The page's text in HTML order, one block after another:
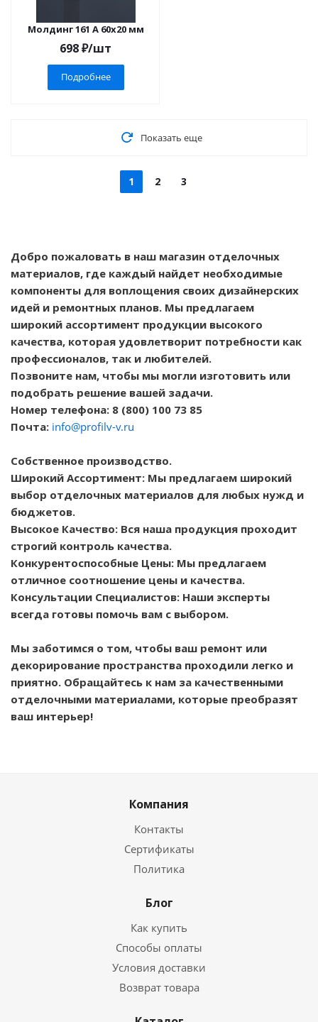
Молдинг 161 A 60x20 мм
698₽/шт
Подробнее
Показать еще
1 2 3
Добро пожаловать в наш магазин отделочных
материалов, где каждый найдет необходимые
компоненты для воплощения своих дизайнерских
идей и ремонтных планов. Мы предлагаем
широкий ассортимент продукции высокого
качества, которая удовлетворит потребности как
профессионалов, так и любителей.
Позвоните нам, чтобы мы могли изготовить или
подобрать решение вашей задачи.
Номер телефона: 8 (800) 100 73 85
Почта: info@profilv-v.ru
Собственное производство.
Широкий Ассортимент: Мы предлагаем широкий
выбор отделочных материалов для любых нужд и
бюджетов.
Высокое Качество: Вся наша продукция проходит
строгий контроль качества.
Конкурентоспособные Цены: Мы предлагаем
отличное соотношение цены и качества.
Консультации Специалистов: Наши эксперты
всегда готовы помочь вам с выбором.
Мы заботимся о том, чтобы ваш ремонт или
декорирование пространства проходили легко и
приятно. Обращайтесь к нам за качественными
отделочными материалами, которые преобразят
ваш интерьер!
Компания
Контакты
Сертификаты
Политика
Блог
Как купить
Способы оплаты
Условия доставки
Возврат товара